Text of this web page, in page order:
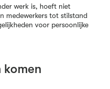
werk is, hoeft niet
medewerkers tot stilstand
voor persoonlijke
komen